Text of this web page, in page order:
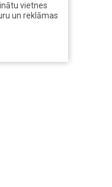
vietnes
un reklāmas